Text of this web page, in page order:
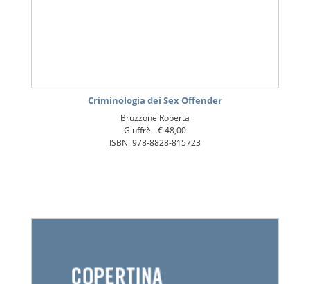
Criminologia dei Sex Offender
Bruzzone Roberta
Giuffrè -€ 48,00
ISBN: 978-8828-815723